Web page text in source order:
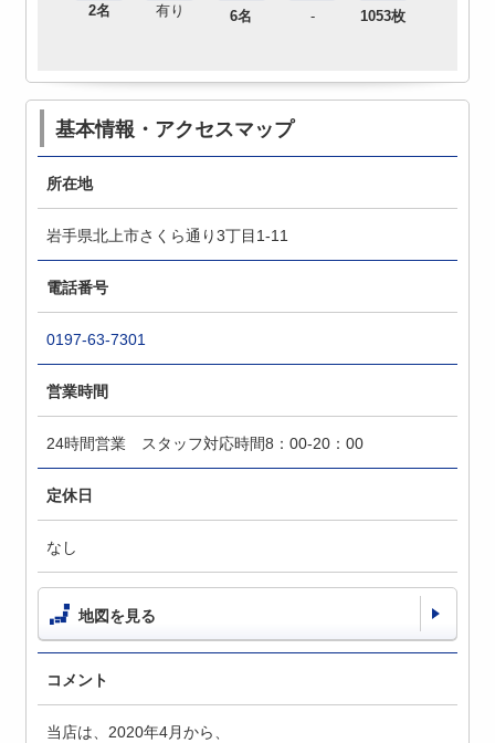
2名 有り 6名 - 1053枚
基本情報・アクセスマップ
所在地
岩手県北上市さくら通り3丁目1-11
電話番号
0197-63-7301
営業時間
24時間営業 スタッフ対応時間8：00-20：00
定休日
なし
地図を見る
コメント
当店は、2020年4月から、